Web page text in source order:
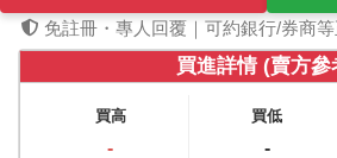
免註冊・專人回覆｜可約銀行/券商
買進詳情 (賣方參
買高
-
買低
-